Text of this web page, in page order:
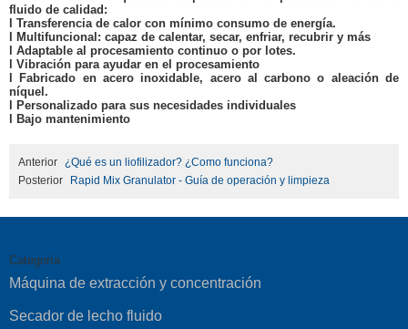
fluido de calidad:
Transferencia de calor con mínimo consumo de energía.
Multifuncional: capaz de calentar, secar, enfriar, recubrir y más
Adaptable al procesamiento continuo o por lotes.
Vibración para ayudar en el procesamiento
Fabricado en acero inoxidable, acero al carbono o aleación de
níquel.
Personalizado para sus necesidades individuales
Bajo mantenimiento
Anterior ¿Qué es un liofilizador? ¿Como funciona?
Posterior
Rapid Mix Granulator - Guía de operación y limpieza
Categoría
Máquina de extracción y concentración
Secador de lecho fluido